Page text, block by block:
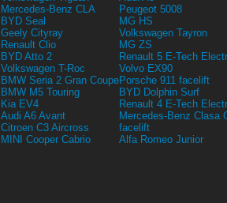
Mercedes-Benz CLA
BYD Seal
Geely Cityray
Renault Clio
BYD Atto 2
Volkswagen T-Roc
BMW Seria 2 Gran Coupe
BMW M5 Touring
Kia EV4
Audi A6 Avant
Citroen C3 Aircross
MINI Cooper Cabrio
Peugeot 5008
MG HS
Volkswagen Tayron
MG ZS
Renault 5 E-Tech
Volvo EX90
Porsche 911 facelift
BYD Dolphin Surf
Renault 4 E-Tech
Mercedes-Benz Clasa
facelift
Alfa Romeo Junior